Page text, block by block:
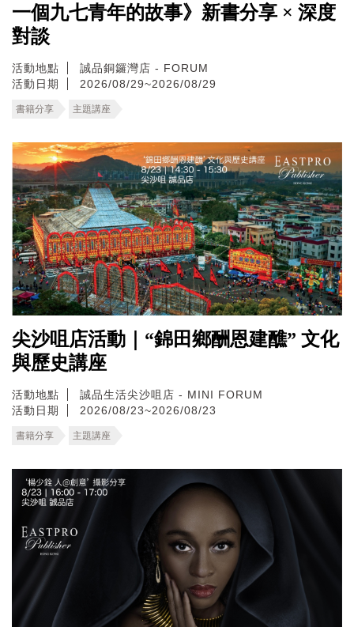
一個九七青年的故事》新書分享 × 深度
對談
活動地點
誠品銅鑼灣店 - FORUM
活動日期
2026/08/29~2026/08/29
書籍分享 主題講座
尖沙咀店活動｜“錦田鄉酬恩建醮” 文化
與歷史講座
活動地點
誠品生活尖沙咀店 - MINI FORUM
活動日期
2026/08/23~2026/08/23
書籍分享 主題講座